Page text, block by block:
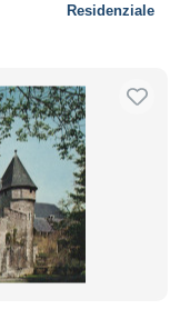
Residenziale